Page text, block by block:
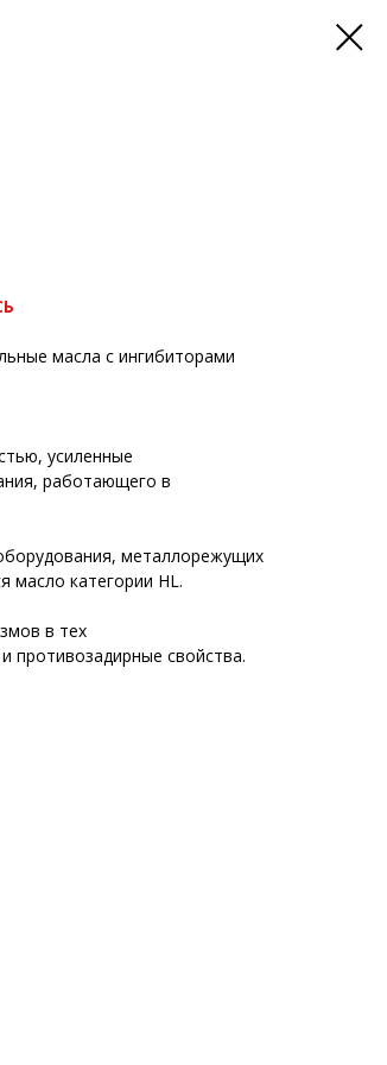
масла с ингибиторами
усиленные
работающего в
металлорежущих
масло категории HL.
в тех
противозадирные свойства.